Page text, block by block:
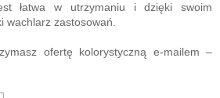
łatwa w utrzymaniu i dzięki swoim
wachlarz zastosowań.
ofertę kolorystyczną e-mailem –